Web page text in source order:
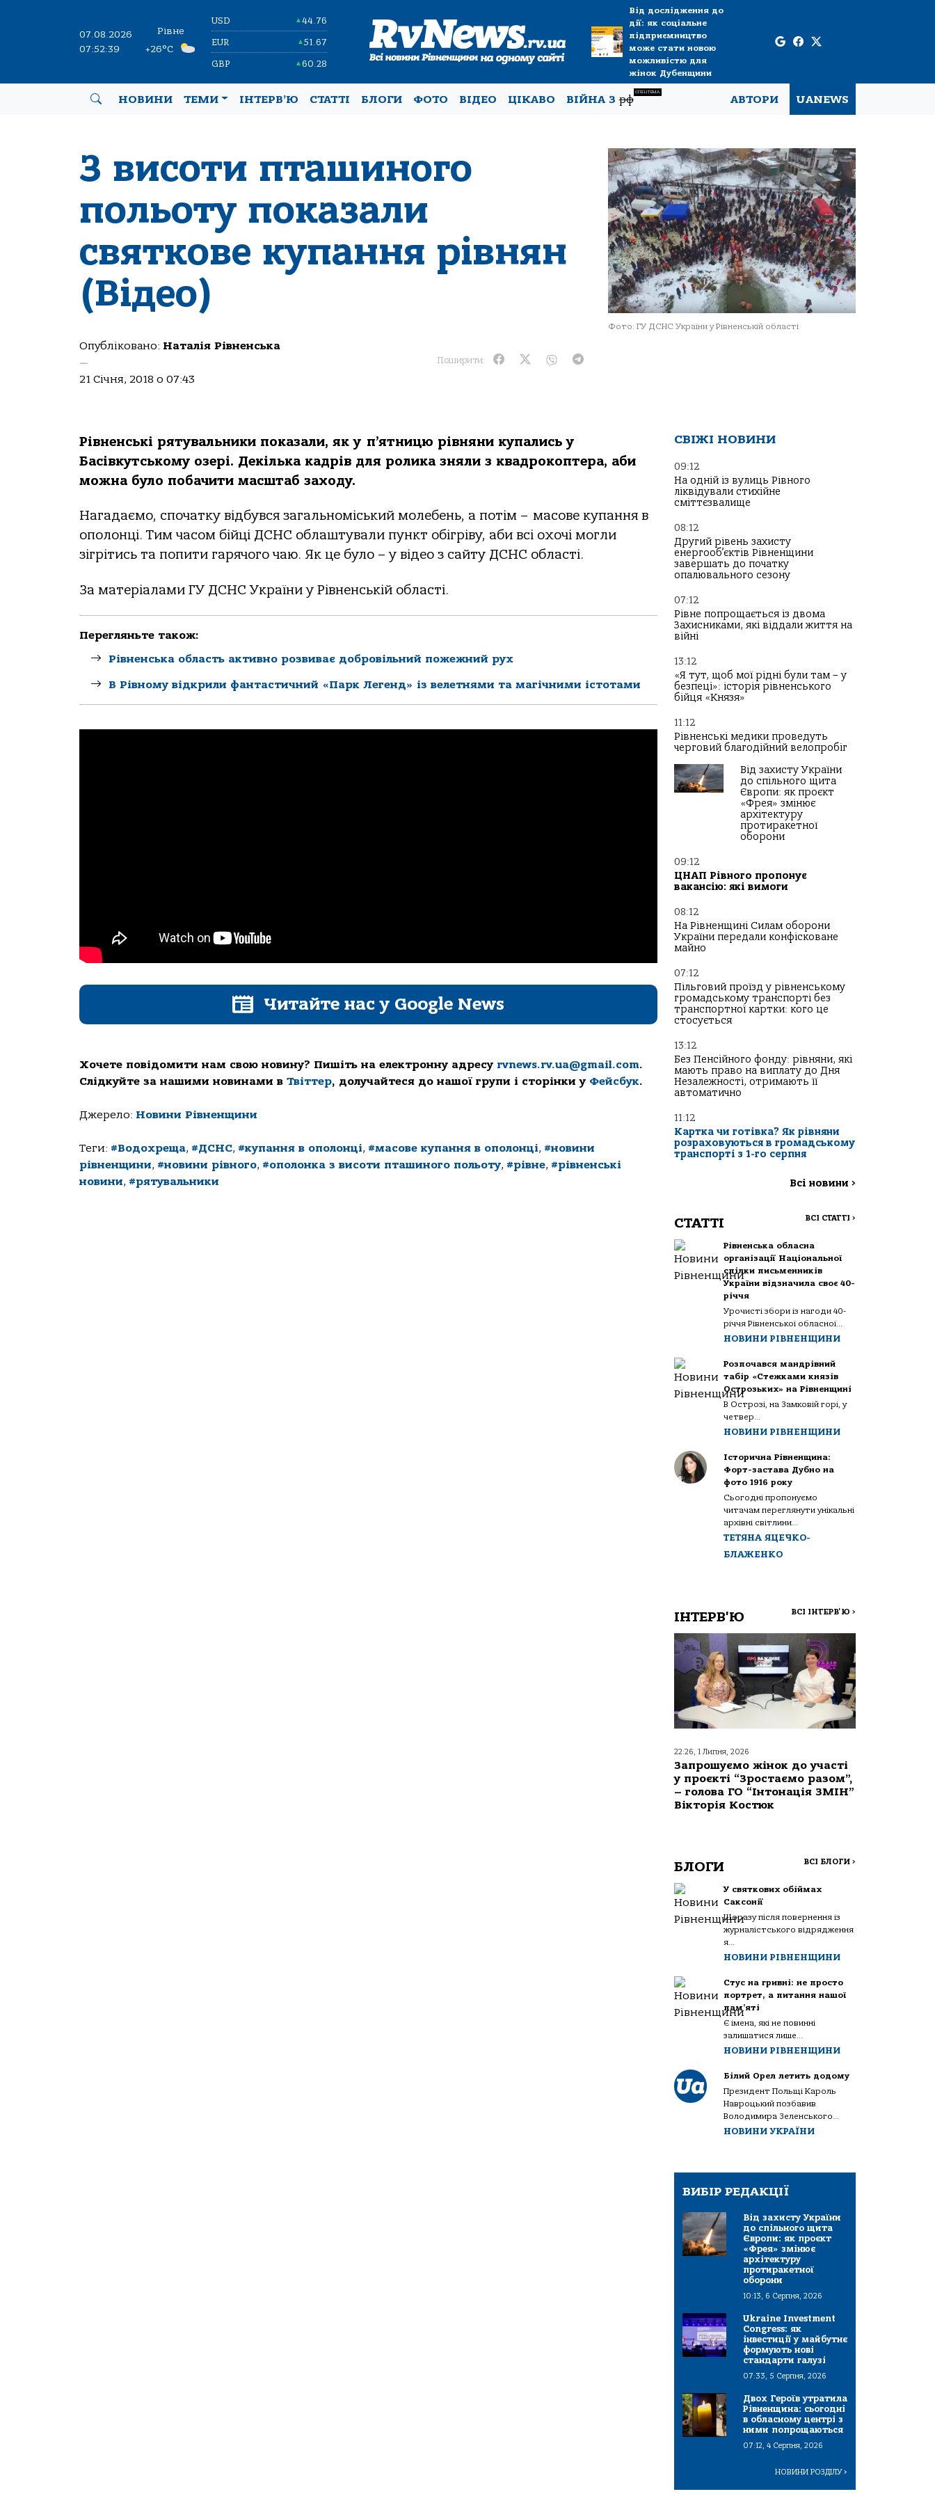
07.08.2026
07:52:40
Рівне
+26°C
USD ▲44.76
EUR ▲51.67
GBP ▲60.28
Від дослідження до
дії: як соціальне
підприємництво
може стати новою
можливістю для
жінок Дубенщини
НОВИНИ ТЕМИ ІНТЕРВ’Ю СТАТТІ БЛОГИ ФОТО ВІДЕО ЦІКАВО ВІЙНА Зрф
СПЕЦТЕМА
АВТОРИ UANEWS
З висоти пташиного
польоту показали
святкове купання рівнян
(Відео)
Опубліковано: Наталія Рівненська
—
21 Січня, 2018 о 07:43
Поширити:
Фото: ГУ ДСНС України у Рівненській області
Рівненські рятувальники показали, як у п’ятницю рівняни купались у
Басівкутському озері. Декілька кадрів для ролика зняли з квадрокоптера, аби
можна було побачити масштаб заходу.
Нагадаємо, спочатку відбувся загальноміський молебень, а потім – масове купання в
ополонці. Тим часом бійці ДСНС облаштували пункт обігріву, аби всі охочі могли
зігрітись та попити гарячого чаю. Як це було – у відео з сайту ДСНС області.
За матеріалами ГУ ДСНС України у Рівненській області.
Перегляньте також:
Рівненська область активно розвиває добровільний пожежний рух
В Рівному відкрили фантастичний «Парк Легенд» із велетнями та магічними істотами
Читайте нас у Google News
Хочете повідомити нам свою новину? Пишіть на електронну адресу rvnews.rv.ua@gmail.com.
Слідкуйте за нашими новинами в Твіттер, долучайтеся до нашої групи і сторінки у Фейсбук.
Джерело: Новини Рівненщини
Теги: #Водохреща, #ДСНС, #купання в ополонці, #масове купання в ополонці, #новини
рівненщини, #новини рівного, #ополонка з висоти пташиного польоту, #рівне, #рівненські
новини, #рятувальники
СВІЖІ НОВИНИ
09:12
На одній із вулиць Рівного
ліквідували стихійне
сміттєзвалище
08:12
Другий рівень захисту
енергооб’єктів Рівненщини
завершать до початку
опалювального сезону
07:12
Рівне попрощається із двома
Захисниками, які віддали життя на
війні
13:12
«Я тут, щоб мої рідні були там – у
безпеці»: історія рівненського
бійця «Князя»
11:12
Рівненські медики проведуть
черговий благодійний велопробіг
Від захисту України
до спільного щита
Європи: як проєкт
«Фрея» змінює
архітектуру
протиракетної
оборони
09:12
ЦНАП Рівного пропонує
вакансію: які вимоги
08:12
На Рівненщині Силам оборони
України передали конфісковане
майно
07:12
Пільговий проїзд у рівненському
громадському транспорті без
транспортної картки: кого це
стосується
13:12
Без Пенсійного фонду: рівняни, які
мають право на виплату до Дня
Незалежності, отримають її
автоматично
11:12
Картка чи готівка? Як рівняни
розраховуються в громадському
транспорті з 1-го серпня
Всі новини >
СТАТТІ ВСІ СТАТТІ >
Рівненська обласна
організації Національної
спілки письменників
України відзначила своє 40-
річчя
Урочисті збори із нагоди 40-
річчя Рівненської обласної...
НОВИНИ РІВНЕНЩИНИ
Розпочався мандрівний
табір «Стежками князів
Острозьких» на Рівненщині
В Острозі, на Замковій горі, у
четвер...
НОВИНИ РІВНЕНЩИНИ
Історична Рівненщина:
Форт-застава Дубно на
фото 1916 року
Сьогодні пропонуємо
читачам переглянути унікальні
архівні світлини...
ТЕТЯНА ЯЦЕЧКО-
БЛАЖЕНКО
ІНТЕРВ'Ю ВСІ ІНТЕРВ'Ю >
22:26, 1 Липня, 2026
Запрошуємо жінок до участі
у проєкті “Зростаємо разом”,
– голова ГО “Інтонація ЗМІН”
Вікторія Костюк
БЛОГИ ВСІ БЛОГИ >
У святкових обіймах
Саксонії
Щоразу після повернення із
журналістського відрядження
я...
НОВИНИ РІВНЕНЩИНИ
Стус на гривні: не просто
портрет, а питання нашої
пам’яті
Є імена, які не повинні
залишатися лише...
НОВИНИ РІВНЕНЩИНИ
Білий Орел летить додому
Президент Польщі Кароль
Навроцький позбавив
Володимира Зеленського...
НОВИНИ УКРАЇНИ
ВИБІР РЕДАКЦІЇ
Від захисту України
до спільного щита
Європи: як проєкт
«Фрея» змінює
архітектуру
протиракетної
оборони
10:13, 6 Серпня, 2026
Ukraine Investment
Congress: як
інвестиції у майбутнє
формують нові
стандарти галузі
07:33, 5 Серпня, 2026
Двох Героїв утратила
Рівненщина: сьогодні
в обласному центрі з
ними попрощаються
07:12, 4 Серпня, 2026
НОВИНИ РОЗДІЛУ>